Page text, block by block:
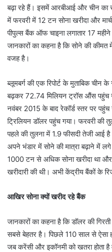
बढ़ा रहे हैं। इसमें आरबीआई और चीन
में फरवरी में 12 टन सोना खरीदा और
पीपुल्स बैंक ऑफ चाइना लगातार 17
जानकारों का कहना है कि सोने की कीमत
वजह है।
ब्लूमबर्ग की एक रिपोर्ट के मुताबिक चीन
बढ़कर 72.74 मिलियन ट्रॉस औंस पहुंच
नवंबर 2015 के बाद रेकॉर्ड स्तर पर
ट्रिलियन डॉलर पहुंच गया। फरवरी
पहले की तुलना में 1.9 फीसदी तेजी
अपने भंडार में सोने की मात्रा बढ़ाने में
1000 टन से अधिक सोना खरीदा था
खरीदारी की थी। अभी केंद्रीय बैंकों के
आखिर सोना क्यों खरीद रहे बैंक
जानकारों का कहना है कि डॉलर की
सबसे बेहतर है। पिछले 110 साल से ऐसा
जब करेंसी और इकॉनमी को खतरा होता